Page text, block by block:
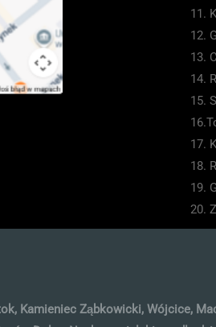
11.
12.
13.
14.
15.
17.
18.
19.
20.
Kamieniec Ząbkowicki, Wójcice,